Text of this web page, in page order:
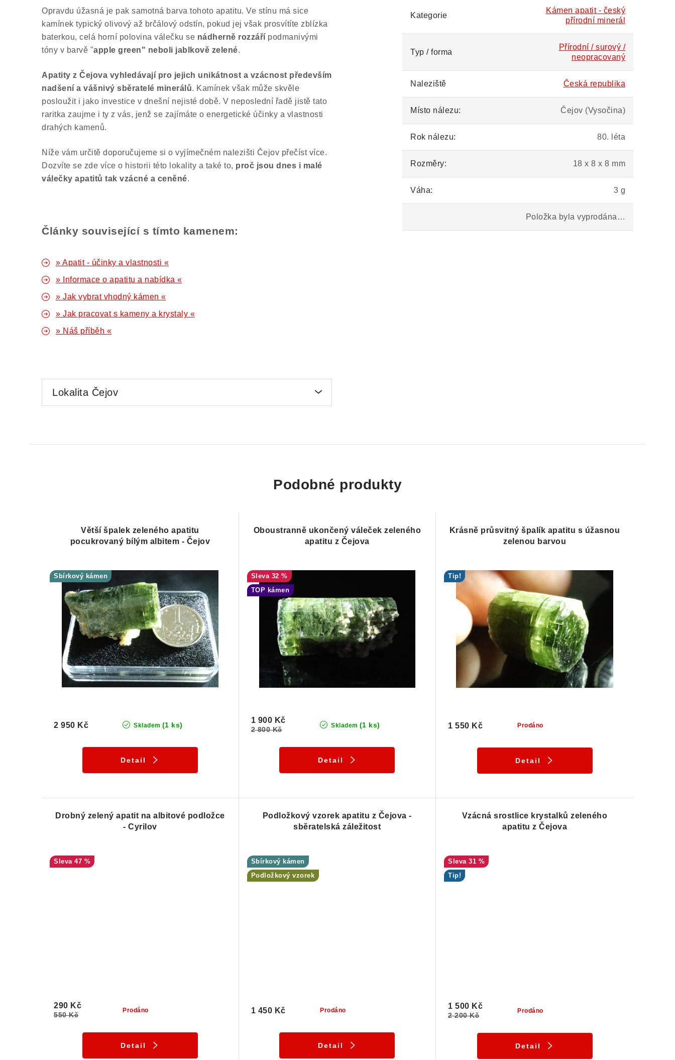
Opravdu úžasná je pak samotná barva tohoto apatitu. Ve stínu má sice
kamínek typický olivový až brčálový odstín, pokud jej však prosvítíte zblízka
baterkou, celá horní polovina válečku se nádherně rozzáří podmanivými
tóny v barvě "apple green" neboli jablkově zelené.
Apatity z Čejova vyhledávají pro jejich unikátnost a vzácnost především
nadšení a vášnivý sběratelé minerálů. Kamínek však může skvěle
posloužit i jako investice v dnešní nejisté době. V neposlední řadě jistě tato
raritka zaujme i ty z vás, jenž se zajímáte o energetické účinky a vlastnosti
drahých kamenů.
Níže vám určitě doporučujeme si o vyjímečném nalezišti Čejov přečíst více.
Dozvíte se zde více o historii této lokality a také to, proč jsou dnes i malé
válečky apatitů tak vzácné a ceněné.
Články související s tímto kamenem:
» Apatit - účinky a vlastnosti «
» Informace o apatitu a nabídka «
» Jak vybrat vhodný kámen «
» Jak pracovat s kameny a krystaly «
» Náš příběh «
Lokalita Čejov
Kategorie
Kámen apatit - český
přírodní minerál
Typ / forma
Přírodní / surový /
neopracovaný
Naleziště Česká republika
Místo nálezu: Čejov (Vysočina)
Rok nálezu: 80. léta
Rozměry: 18 x 8 x 8 mm
Váha: 3 g
Položka byla vyprodána…
Podobné produkty
Větší špalek zeleného apatitu
pocukrovaný bílým albitem - Čejov
Sbírkový kámen
Skladem (1 ks)
2 950 Kč
Detail
Oboustranně ukončený váleček zeleného
apatitu z Čejova
32 %
TOP kámen
Skladem (1 ks)
1 900 Kč
2 800 Kč
Detail
Krásně průsvitný špalík apatitu s úžasnou
zelenou barvou
Tip!
Prodáno
1 550 Kč
Detail
Drobný zelený apatit na albitové podložce
- Cyrilov
47 %
Prodáno
290 Kč
550 Kč
Detail
Podložkový vzorek apatitu z Čejova -
sběratelská záležitost
Sbírkový kámen
Podložkový vzorek
Prodáno
1 450 Kč
Detail
Vzácná srostlice krystalků zeleného
apatitu z Čejova
31 %
Tip!
Prodáno
1 500 Kč
2 200 Kč
Detail